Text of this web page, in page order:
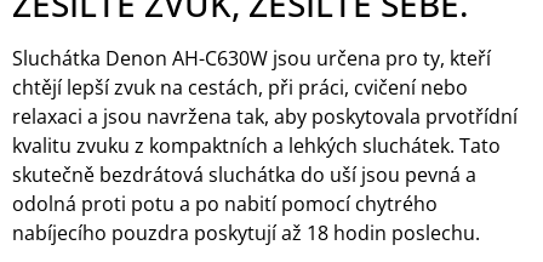
Sluchátka Denon AH-C630W jsou určena pro ty, kteří
chtějí lepší zvuk na cestách, při práci, cvičení nebo
relaxaci a jsou navržena tak, aby poskytovala prvotřídní
kvalitu zvuku z kompaktních a lehkých sluchátek. Tato
skutečně bezdrátová sluchátka do uší jsou pevná a
odolná proti potu a po nabití pomocí chytrého
nabíjecího pouzdra poskytují až 18 hodin poslechu.